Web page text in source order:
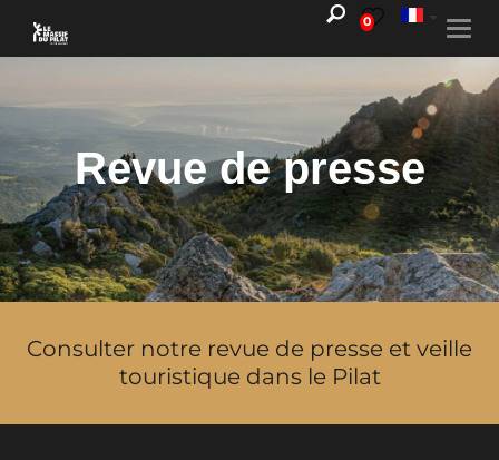
0
Revue de presse
Consulter notre revue de presse et veille
touristique dans le Pilat